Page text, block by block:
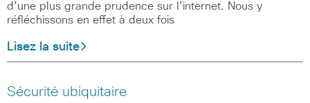
d’une plus grande prudence sur l’internet. Nous y
réfléchissons en effet à deux fois
Lisez la suite
Sécurité ubiquitaire